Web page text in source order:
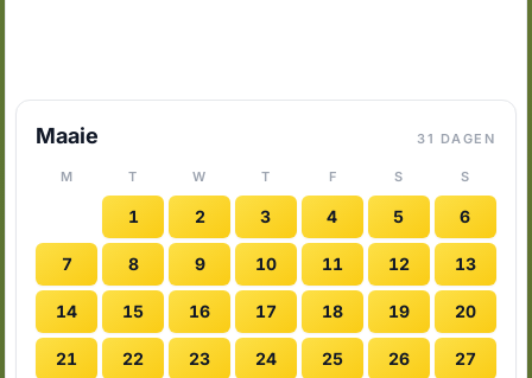
Maaie 31 DAGEN
M T W T F S S
1 2 3 4 5 6
7 8 9 10 11 12 13
14 15 16 17 18 19 20
21 22 23 24 25 26 27